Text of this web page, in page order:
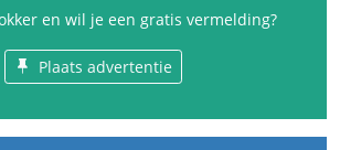
en wil je een gratis vermelding?
Plaats advertentie